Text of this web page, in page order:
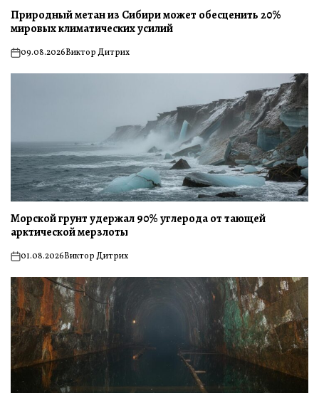
Природный метан из Сибири может обесценить 20%
мировых климатических усилий
on09.08.2026Виктор Дитрих
Морской грунт удержал 90% углерода от тающей
арктической мерзлоты
on01.08.2026Виктор Дитрих